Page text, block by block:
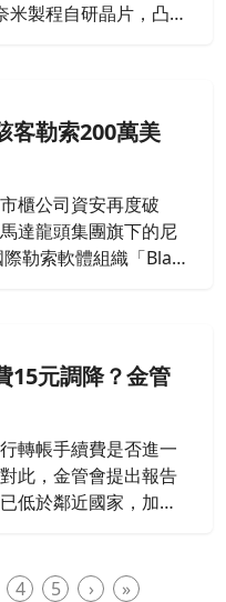
米製程自研晶片，凸
客勒索200萬美
櫃公司資安再度破
達龍頭集團旗下的尼
勒索軟體組織「Blac
件不僅導致尼得科超
內的核心資訊系統一
關注。
15元調降？金管
轉帳手續費是否進一
此，金管會提出報告
低於鄰近國家，加上
4 5 › »